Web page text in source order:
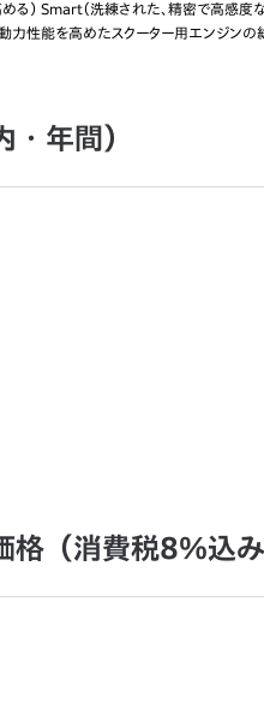
る） Smart（洗練された、精密で高感度
力性能を高めたスクーター用エンジンの
年間）
格（消費税8％込み